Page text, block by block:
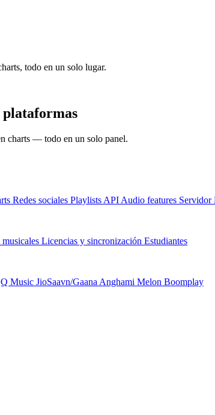
todo en un solo lugar.
plataformas
charts — todo en un solo panel.
Redes sociales Playlists API Audio features Servidor
Licencias y sincronización Estudiantes
Music JioSaavn/Gaana Anghami Melon Boomplay